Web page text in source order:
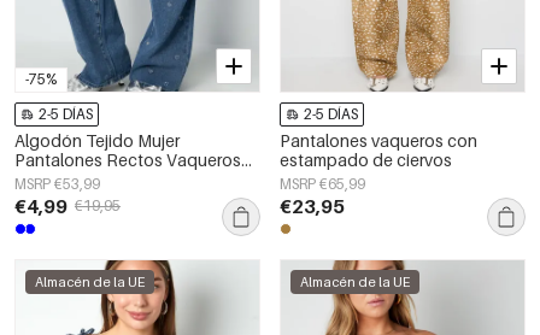
-75%
2-5 DÍAS
Algodón Tejido Mujer
Pantalones Rectos Vaqueros
Bordado Corazón Casual
MSRP €53,99
€4,99 €19,95
2-5 DÍAS
Pantalones vaqueros con
estampado de ciervos
MSRP €65,99
€23,95
Almacén de la UE Almacén de la UE